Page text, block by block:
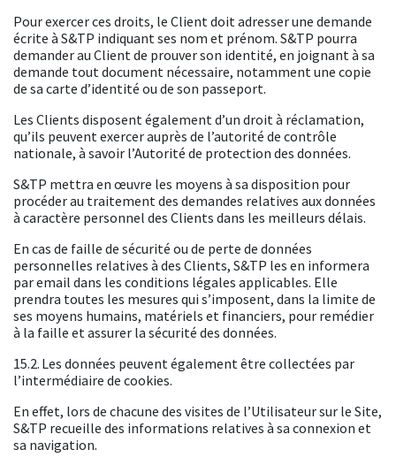
Pour exercer ces droits, le Client doit adresser une demande
écrite à S&TP indiquant ses nom et prénom. S&TP pourra
demander au Client de prouver son identité, en joignant à sa
demande tout document nécessaire, notamment une copie
de sa carte d’identité ou de son passeport.
Les Clients disposent également d’un droit à réclamation,
qu’ils peuvent exercer auprès de l’autorité de contrôle
nationale, à savoir l’Autorité de protection des données.
S&TP mettra en œuvre les moyens à sa disposition pour
procéder au traitement des demandes relatives aux données
à caractère personnel des Clients dans les meilleurs délais.
En cas de faille de sécurité ou de perte de données
personnelles relatives à des Clients, S&TP les en informera
par email dans les conditions légales applicables. Elle
prendra toutes les mesures qui s’imposent, dans la limite de
ses moyens humains, matériels et financiers, pour remédier
à la faille et assurer la sécurité des données.
15.2. Les données peuvent également être collectées par
l’intermédiaire de cookies.
En effet, lors de chacune des visites de l’Utilisateur sur le Site,
S&TP recueille des informations relatives à sa connexion et
sa navigation.